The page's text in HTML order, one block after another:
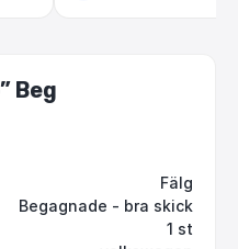
Beg
Fälg
Begagnade - bra skick
1 st